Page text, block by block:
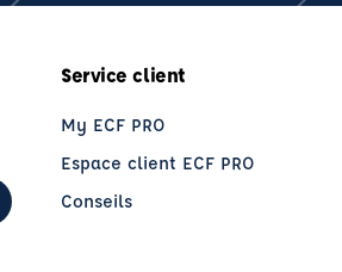
Service client
My ECF PRO
Espace client ECF PRO
Conseils